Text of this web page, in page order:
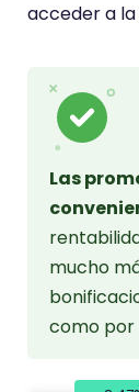
acceder a
Las
mucho
como por